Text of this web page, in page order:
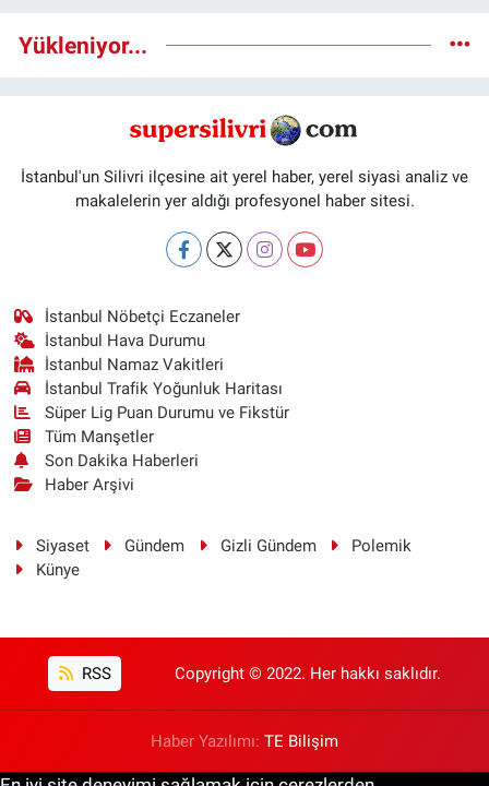
Yükleniyor...
İstanbul'un Silivri ilçesine ait yerel haber, yerel siyasi analiz ve
makalelerin yer aldığı profesyonel haber sitesi.
İstanbul Nöbetçi Eczaneler
İstanbul Hava Durumu
İstanbul Namaz Vakitleri
İstanbul Trafik Yoğunluk Haritası
Süper Lig Puan Durumu ve Fikstür
Tüm Manşetler
Son Dakika Haberleri
Haber Arşivi
Siyaset Gündem Gizli Gündem
Polemik
Künye
RSS Copyright © 2022. Her hakkı saklıdır.
Haber Yazılımı: TE Bilişim